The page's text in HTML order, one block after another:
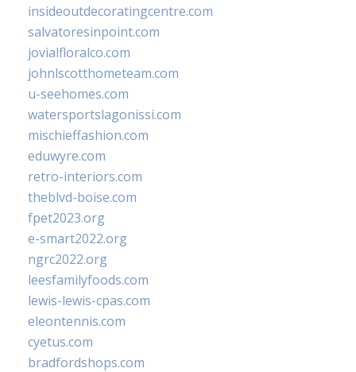
insideoutdecoratingcentre.com
salvatoresinpoint.com
jovialfloralco.com
johnlscotthometeam.com
u-seehomes.com
watersportslagonissi.com
mischieffashion.com
eduwyre.com
retro-interiors.com
theblvd-boise.com
fpet2023.org
e-smart2022.org
ngrc2022.org
leesfamilyfoods.com
lewis-lewis-cpas.com
eleontennis.com
cyetus.com
bradfordshops.com